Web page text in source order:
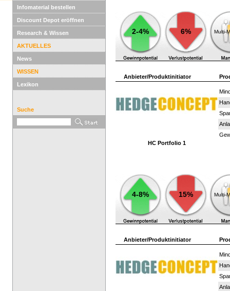
Infomaterial bestellen
Discount Depot eröffnen
Research & Wissen
AKTUELLES
News
WISSEN
Lexikon
Suche
2-4% 6% Multi-
Anbieter/Produktinitiator
HC Portfolio 1
4-8% 15% Multi-
Anbieter/Produktinitiator